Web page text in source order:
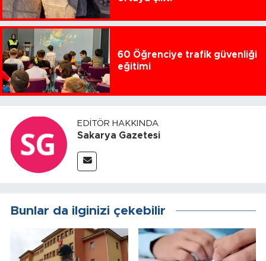
60 Öğrenciye trafik güvenliği
eğitimi
EDITÖR HAKKINDA
Sakarya Gazetesi
Bunlar da ilginizi çekebilir